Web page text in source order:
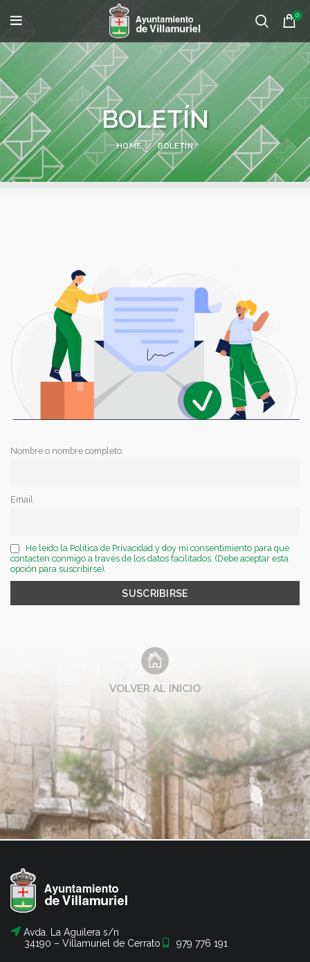
0
BOLETÍN
HOME BOLETÍN
Nombre o nombre completo
Email
He leído la Política de Privacidad y doy mi consentimiento para que
contacten conmigo a través de los datos facilitados. (Debe aceptar esta
opción para suscribirse).
VOLVER AL INICIO
Avda. La Aguilera s/n
34190 – Villamuriel de Cerrato
979 776 191